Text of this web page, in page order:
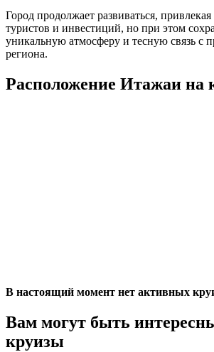
Город продолжает развиваться,
туристов и инвестиций, но при этом
уникальную атмосферу и тесную связь с
региона.
Расположение Итажаи на
В настоящий момент нет активных
Вам могут быть
круизы